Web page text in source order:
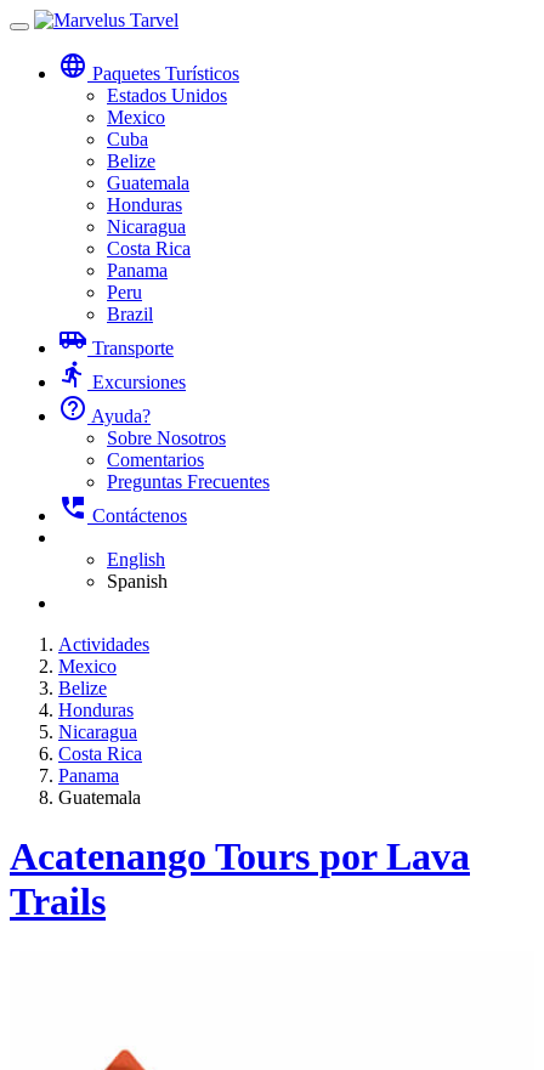
Toggle
navigation
language Paquetes Turísticos
Estados Unidos
Mexico
Cuba
Belize
Guatemala
Honduras
Nicaragua
Costa Rica
Panama
Peru
Brazil
airport_shuttle Transporte
directions_run Excursiones
help_outline Ayuda?
Sobre Nosotros
Comentarios
Preguntas Frecuentes
perm_phone_msg Contáctenos
English
Spanish
Actividades
Mexico
Belize
Honduras
Nicaragua
Costa Rica
Panama
Guatemala
Acatenango Tours por Lava
Trails